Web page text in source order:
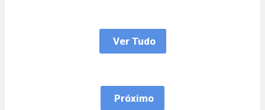
Ver Tudo
Próximo